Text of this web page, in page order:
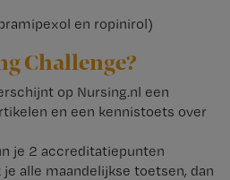
en ropinirol)
Challenge?
op Nursing.nl een
en een kennistoets over
je 2 accreditatiepunten
je alle maandelijkse toetsen, dan